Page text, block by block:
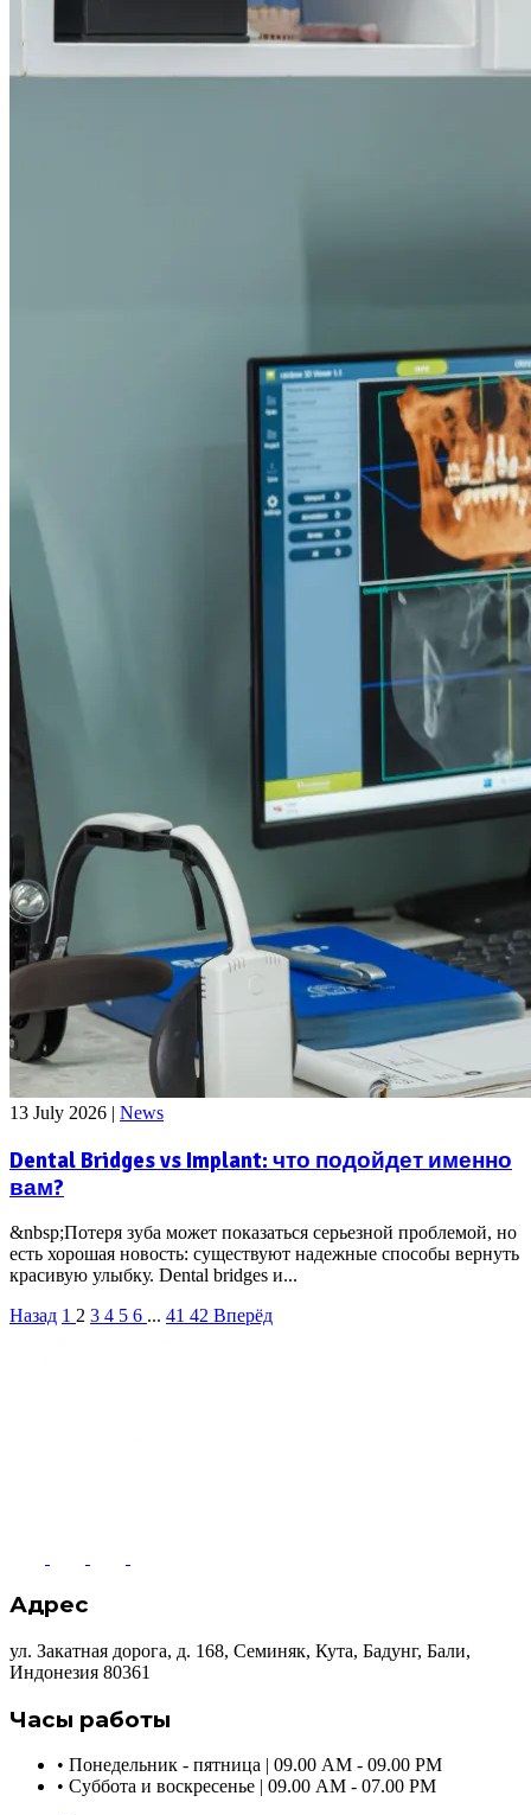
13 July 2026 | News
Dental Bridges vs Implant: что подойдет именно
вам?
&nbsp;Потеря зуба может показаться серьезной проблемой, но
есть хорошая новость: существуют надежные способы вернуть
красивую улыбку. Dental bridges и...
Назад 1 2 3 4 5 6 ... 41 42 Вперёд
Адрес
ул. Закатная дорога, д. 168, Семиняк, Кута, Бадунг, Бали,
Индонезия 80361
Часы работы
• Понедельник - пятница | 09.00 AM - 09.00 PM
• Суббота и воскресенье | 09.00 AM - 07.00 PM